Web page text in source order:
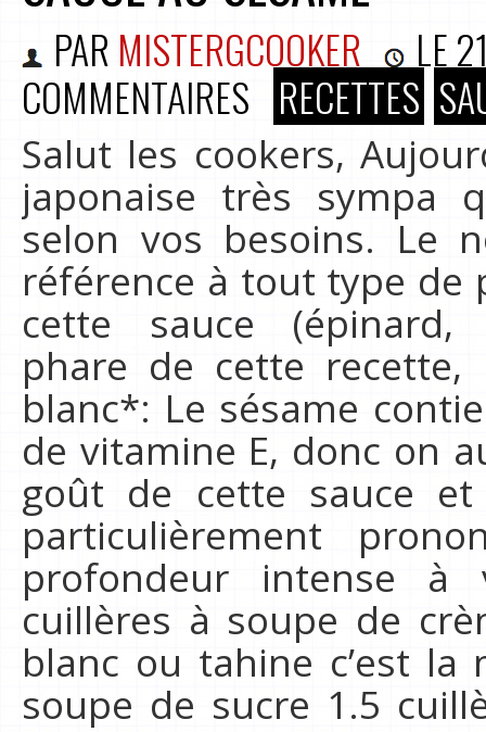
PAR MISTERGCOOKER LE
COMMENTAIRES RECETTES
Salut les cookers,
japonaise très sympa
selon vos besoins. Le
référence à tout type
cette sauce (épinard,
phare de cette recette,
blanc*: Le sésame
de vitamine E, donc on
goût de cette sauce
particulièrement
profondeur intense à
cuillères à soupe de
blanc ou tahine c’est la
soupe de sucre 1.5